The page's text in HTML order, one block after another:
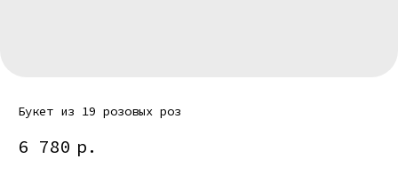
Букет из 19 розовых роз
6 780 р.